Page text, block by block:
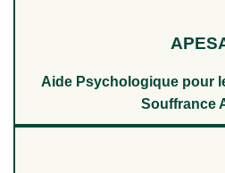
Aide Psychologique pour
Souffrance